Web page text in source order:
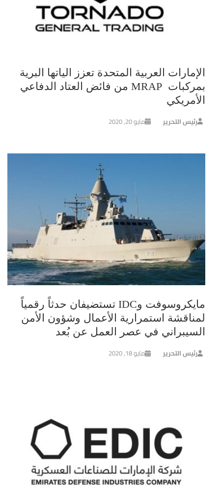
الإمارات العربية المتحدة تعزز الياتها البرية
بمركبات MRAP من فائض العتاد الدفاعي
الأمريكي
رئيس التحرير مايو 20, 2020
مايكروسوفت وIDC تستضيفان حدثاً رقمياً
لمناقشة استمرارية الأعمال وشؤون الأمن
السيبراني في عصر العمل عن بُعد
رئيس التحرير مايو 18, 2020